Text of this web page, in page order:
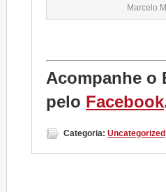
Marcelo
Acompanhe o
pelo Facebook
Categoria: Uncategorized